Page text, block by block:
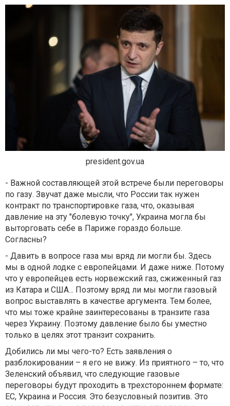
president.gov.ua
- Важной составляющей этой встрече были переговоры
по газу. Звучат даже мысли, что России так нужен
контракт по транспортировке газа, что, оказывая
давление на эту "болевую точку", Украина могла бы
выторговать себе в Париже гораздо больше.
Согласны?
- Давить в вопросе газа мы вряд ли могли бы. Здесь
мы в одной лодке с европейцами. И даже ниже. Потому
что у европейцев есть норвежский газ, сжиженный газ
из Катара и США... Поэтому вряд ли мы могли газовый
вопрос выставлять в качестве аргумента. Тем более,
что мы тоже крайне заинтересованы в транзите газа
через Украину. Поэтому давление было бы уместно
только в целях этот транзит сохранить.
Добились ли мы чего-то? Есть заявления о
разблокировании – я его не вижу. Из приятного – то, что
Зеленский объявил, что следующие газовые
переговоры будут проходить в трехстороннем формате:
ЕС, Украина и Россия. Это безусловный позитив. Это